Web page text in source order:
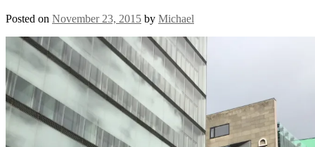
Posted on November 23, 2015 by Michael